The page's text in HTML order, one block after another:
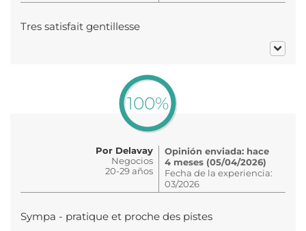
Tres satisfait gentillesse
100%
Por Delavay
Negocios
20-29 años
Opinión enviada: hace
4 meses (05/04/2026)
Fecha de la experiencia:
03/2026
Sympa - pratique et proche des pistes